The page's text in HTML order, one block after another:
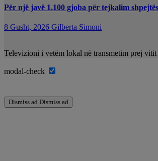
Për një javë 1.100 gjoba për tejkalim
8 Gusht, 2026 Gilberta Simoni
Televizioni i vetëm lokal në transmetim prej
modal-check
Dismiss ad Dismiss ad